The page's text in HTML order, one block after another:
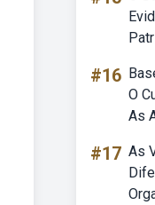
#16
O
As
#17 As